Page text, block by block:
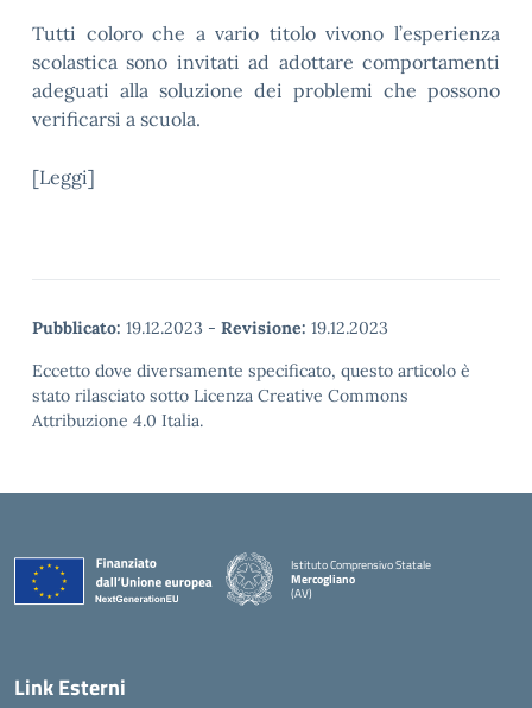
Tutti coloro che a vario titolo vivono l’esperienza
scolastica sono invitati ad adottare comportamenti
adeguati alla soluzione dei problemi che possono
verificarsi a scuola.
[Leggi]
Pubblicato: 19.12.2023 - Revisione: 19.12.2023
Eccetto dove diversamente specificato, questo articolo è
stato rilasciato sotto Licenza Creative Commons
Attribuzione 4.0 Italia.
Istituto Comprensivo Statale
Mercogliano
(AV)
Link Esterni